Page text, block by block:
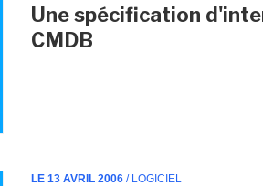
Une spécification
CMDB
LE 13 AVRIL 2006 / LOGICIEL